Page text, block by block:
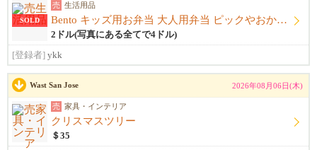
SOLD
売 生活用品
Bento キッズ用お弁当 大人用弁当 ピックやおかずカップ他
2ドル(写真にある全てで4ドル)
[登録者] ykk
Wast San Jose 2026年08月06日(木)
売 家具・インテリア
クリスマスツリー
＄35